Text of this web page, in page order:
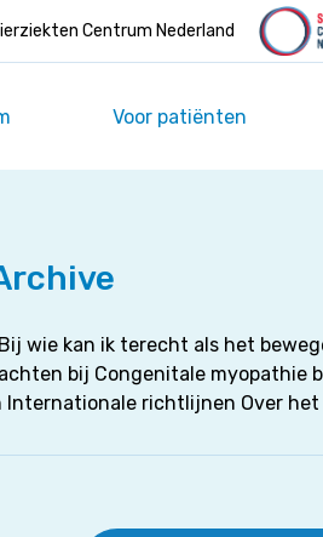
Centrum Nederland
Voor patiënten
wie kan ik terecht als het
bij Congenitale myopathie
richtlijnen Over